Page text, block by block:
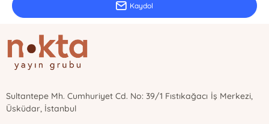
Kaydol
Sultantepe Mh. Cumhuriyet Cd. No: 39/1 Fıstıkağacı İş Merkezi,
Üsküdar, İstanbul